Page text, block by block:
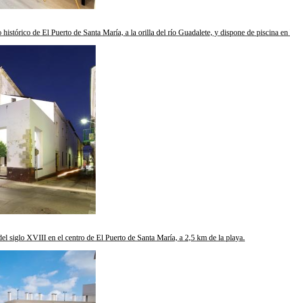
de El Puerto de Santa María, a la orilla del río Guadalete, y dispone de piscina en
siglo XVIII en el centro de El Puerto de Santa María, a 2,5 km de la playa.